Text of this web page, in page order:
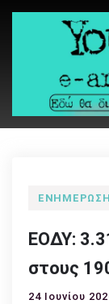
Skip
Your e-
Εδώ θα
ΕΝΗΜΈΡΩΣΗ
ΕΟΔΥ:
στους
24 Ιουνίου